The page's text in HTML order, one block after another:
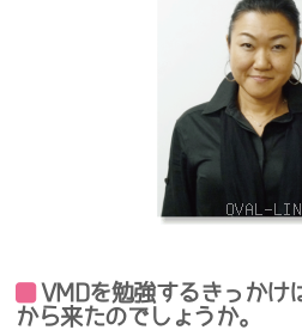
VMDを勉強するきっかけ
から来たのでしょうか。